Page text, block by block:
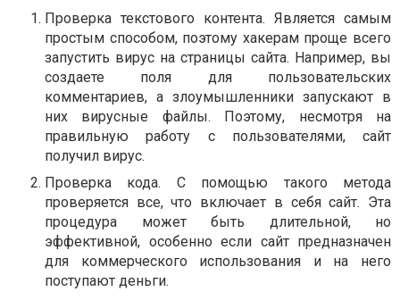
Проверка текстового контента. Является самым
простым способом, поэтому хакерам проще всего
запустить вирус на страницы сайта. Например, вы
создаете поля для пользовательских
комментариев, а злоумышленники запускают в
них вирусные файлы. Поэтому, несмотря на
правильную работу с пользователями, сайт
получил вирус.
Проверка кода. С помощью такого метода
проверяется все, что включает в себя сайт. Эта
процедура может быть длительной, но
эффективной, особенно если сайт предназначен
для коммерческого использования и на него
поступают деньги.